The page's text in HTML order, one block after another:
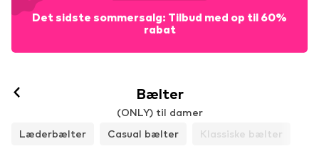
Det sidste sommersalg: Tilbud med op til 60%
rabat
Bælter
(ONLY) til damer
Læderbælter
Casual bælter Klassiske bælter